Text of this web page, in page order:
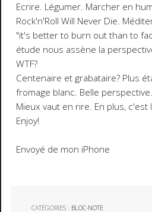
Ecrire. Légumer. Marcher en
Rock'n'Roll Will Never Die.
"it's better to burn out than to
étude nous assène la
WTF?
Centenaire et grabataire? Plus
fromage blanc. Belle
Mieux vaut en rire. En plus, c'est
Enjoy!
Envoyé de mon iPhone
CATÉGORIES : BLOC-NOTE